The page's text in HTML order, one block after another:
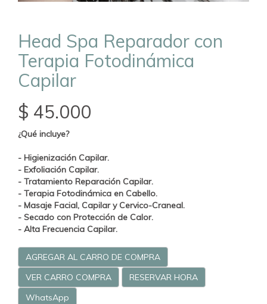
Head Spa Reparador con
Terapia Fotodinámica
Capilar
$ 45.000
¿Qué incluye?
- Higienización Capilar.
- Exfoliación Capilar.
- Tratamiento Reparación Capilar.
- Terapia Fotodinámica en Cabello.
- Masaje Facial, Capilar y Cervico-Craneal.
- Secado con Protección de Calor.
- Alta Frecuencia Capilar.
AGREGAR AL CARRO DE COMPRA
VER CARRO COMPRA
RESERVAR HORA
WhatsApp